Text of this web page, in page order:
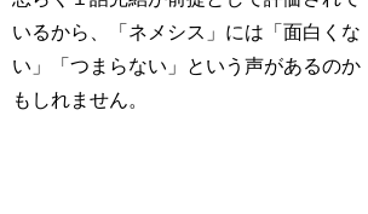
いるから、「ネメシス」には「面白くな
い」「つまらない」という声があるのか
もしれません。